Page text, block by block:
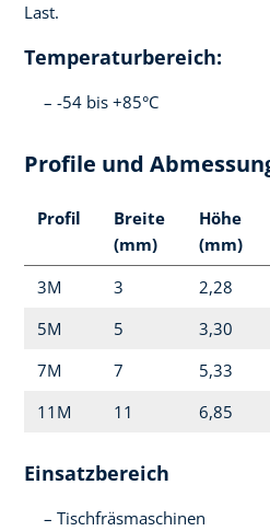
Last.
Temperaturbereich:
-54 bis +85°C
Profile und
Profil
Breite
(mm)
Höhe
(mm)
3M
3 2,28
5M
5 3,30
7M
7 5,33
11M
11 6,85
Einsatzbereich
Tischfräsmaschinen